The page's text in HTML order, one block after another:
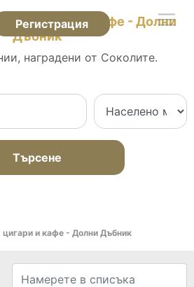
Регистрация
цигари и кафе - Долни
Дъбник
наградени от Соколите.
Търсене
цигари и кафе - Долни Дъбник